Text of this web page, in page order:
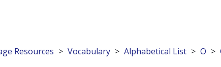
Resources Vocabulary Alphabetical List O